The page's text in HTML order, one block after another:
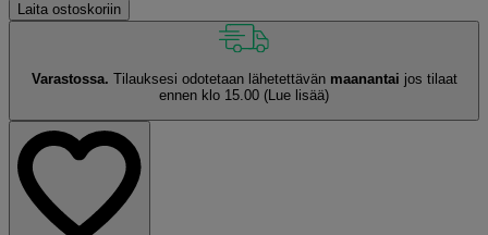
Laita ostoskoriin
Varastossa. Tilauksesi odotetaan lähetettävän maanantai jos tilaat
ennen klo 15.00 (Lue lisää)